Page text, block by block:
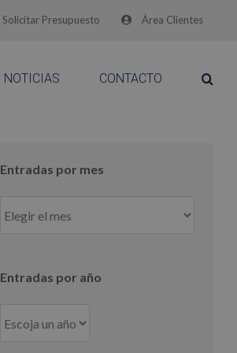
Solicitar Presupuesto Área Clientes
NOTICIAS CONTACTO
Entradas por mes
por
Entradas por año